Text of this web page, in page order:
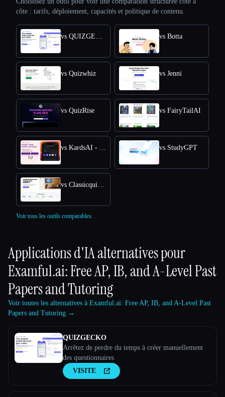
côte : tarifs, déploiement, capacités et politique de contenu.
vs QUIZGECKO vs Botta
vs Quizwhiz vs Jenni
vs QuizRise vs FairyTailAI
vs KardsAI - AI Flashcard Maker vs StudyGPT
vs Classicquiz com
Voir tous les outils comparables.
Applications d'IA alternatives pour
Examful.ai: Free AP, IB, and A-Level Past
Papers and Tutoring
Voir toutes les alternatives à Examful.ai: Free AP, IB, and A-Level Past
Papers and Tutoring →
QUIZGECKO
Arrêtez de perdre du temps à créer manuellement
des questionnaires
VISITE